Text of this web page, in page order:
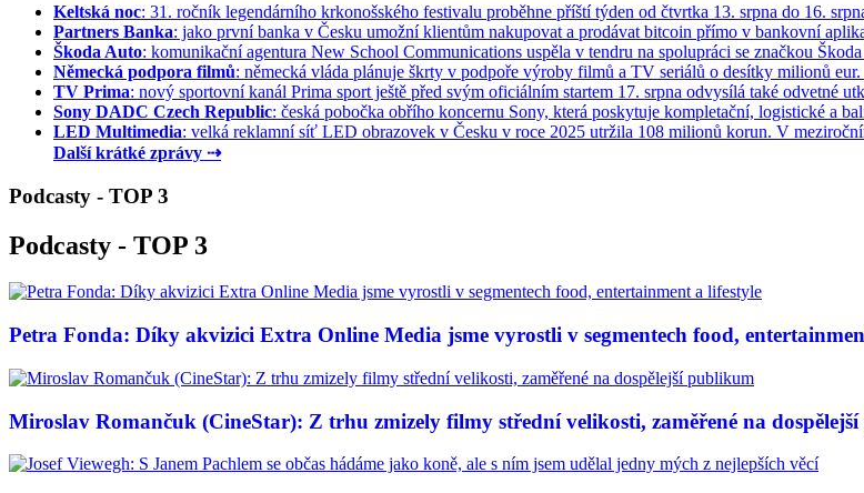
Keltská noc: 31. ročník legendárního krkonošského festivalu proběhne příští týden od čtvrtka 13. srpna do 16.
Partners Banka: jako první banka v Česku umožní klientům nakupovat a prodávat bitcoin přímo v bankovní
Škoda Auto: komunikační agentura New School Communications uspěla v tendru na spolupráci se značkou
Německá podpora filmů: německá vláda plánuje škrty v podpoře výroby filmů a TV seriálů o desítky milionů eur.
TV Prima: nový sportovní kanál Prima sport ještě před svým oficiálním startem 17. srpna odvysílá také odvetné
Sony DADC Czech Republic: česká pobočka obřího koncernu Sony, která poskytuje kompletační, logistické a
LED Multimedia: velká reklamní síť LED obrazovek v Česku v roce 2025 utržila 108 milionů korun. V
Další krátké zprávy ⇢
Podcasty - TOP 3
Podcasty - TOP 3
Petra Fonda: Díky akvizici Extra Online Media jsme vyrostli v segmentech food,
Miroslav Romančuk (CineStar): Z trhu zmizely filmy střední velikosti, zaměřené na